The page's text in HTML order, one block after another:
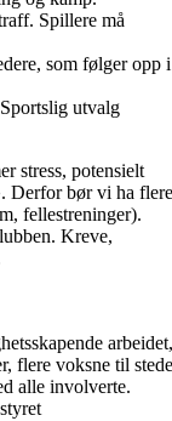
Spillere må
som følger opp i
utvalg
stress, potensielt
Derfor bør vi ha flere
fellestreninger).
Kreve,
arbeidet,
flere voksne til
alle involverte.